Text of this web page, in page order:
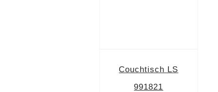
Couchtisch LS
991821